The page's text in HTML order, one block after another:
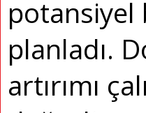
potansiyel
planladı.
artırımı